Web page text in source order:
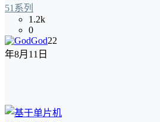
51系列
1.2k
0
God22
年8月11日